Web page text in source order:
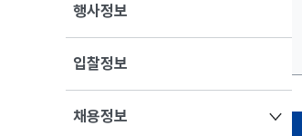
행사정보
입찰정보
채용정보
열기